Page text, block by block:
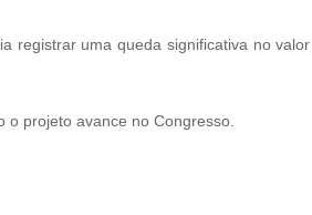
registrar uma queda significativa no valor
projeto avance no Congresso.